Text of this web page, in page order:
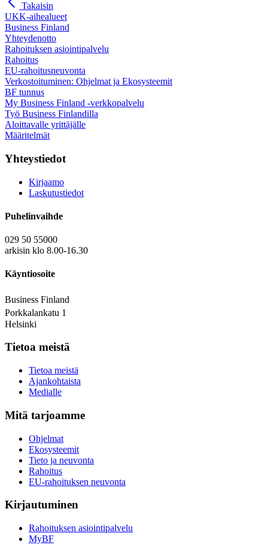
Takaisin
UKK-aihealueet
Business Finland
Yhteydenotto
Rahoituksen asiointipalvelu
Rahoitus
EU-rahoitusneuvonta
Verkostoituminen: Ohjelmat ja Ekosysteemit
BF tunnus
My Business Finland -verkkopalvelu
Työ Business Finlandilla
Aloittavalle yrittäjälle
Määritelmät
Yhteystiedot
Kirjaamo
Laskutustiedot
Puhelinvaihde
029 50 55000
arkisin klo 8.00-16.30
Käyntiosoite
Business Finland
Porkkalankatu 1
Helsinki
Tietoa meistä
Tietoa meistä
Ajankohtaista
Medialle
Mitä tarjoamme
Ohjelmat
Ekosysteemit
Tieto ja neuvonta
Rahoitus
EU-rahoituksen neuvonta
Kirjautuminen
Rahoituksen asiointipalvelu
MyBF